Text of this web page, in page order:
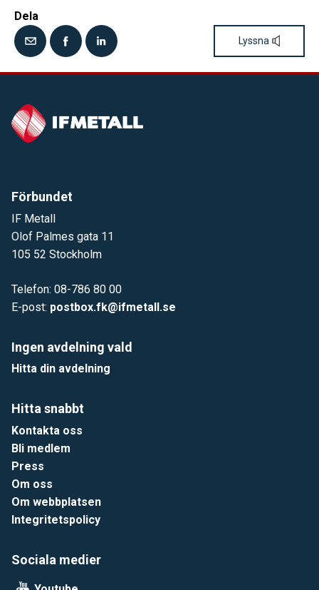
Dela
Lyssna
Förbundet
IF Metall
Olof Palmes gata 11
105 52 Stockholm
Telefon: 08-786 80 00
E-post: postbox.fk@ifmetall.se
Ingen avdelning vald
Hitta din avdelning
Hitta snabbt
Kontakta oss
Bli medlem
Press
Om oss
Om webbplatsen
Integritetspolicy
Sociala medier